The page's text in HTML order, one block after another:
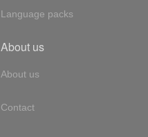
Language packs
About us
About us
Contact